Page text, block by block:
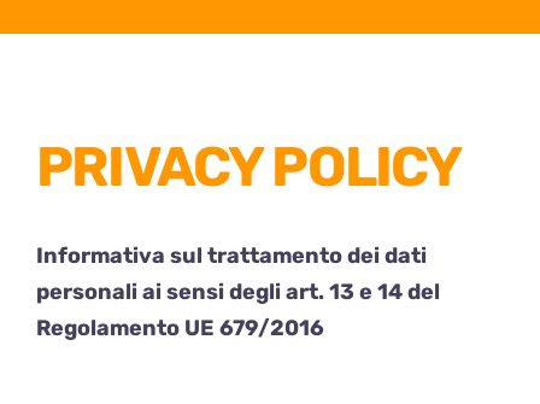
PRIVACY POLICY
Informativa sul trattamento dei dati
personali ai sensi degli art. 13 e 14 del
Regolamento UE 679/2016